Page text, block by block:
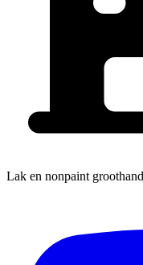
Lak en nonpaint